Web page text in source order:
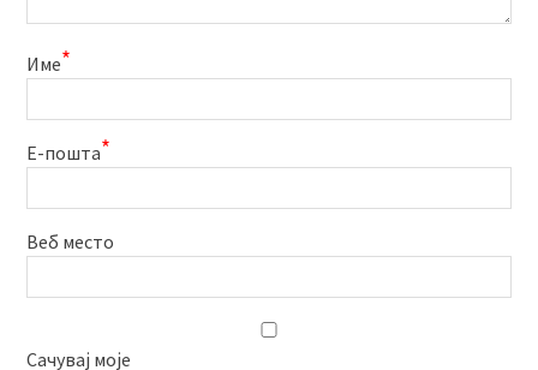
Име*
Е-пошта*
Веб место
Сачувај моје